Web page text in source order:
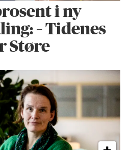
i ny
– Tidenes
Støre